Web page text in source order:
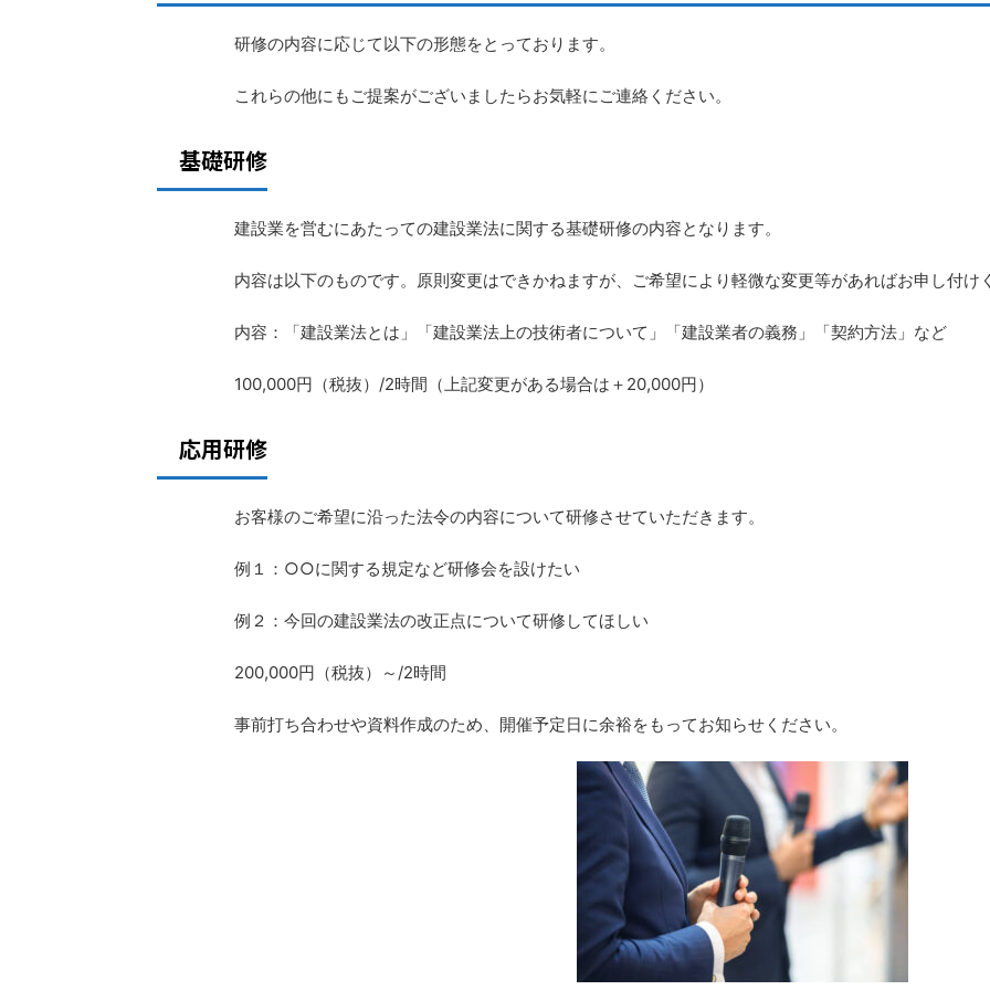
研修の内容に応じて以下の形態をとっております。
これらの他にもご提案がございましたらお気軽にご連絡ください。
基礎研修
建設業を営むにあたっての建設業法に関する基礎研修の内容となります。
内容は以下のものです。原則変更はできかねますが、ご希望により軽微な変更等があればお申し付け
内容：「建設業法とは」「建設業法上の技術者について」「建設業者の義務」「契約方法」など
100,000円（税抜）/2時間（上記変更がある場合は＋20,000円）
応用研修
お客様のご希望に沿った法令の内容について研修させていただきます。
例１：○○に関する規定など研修会を設けたい
例２：今回の建設業法の改正点について研修してほしい
200,000円（税抜）～/2時間
事前打ち合わせや資料作成のため、開催予定日に余裕をもってお知らせください。